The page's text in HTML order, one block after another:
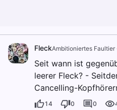
FleckAmbitioniertes Faultier
Seit wann ist
leerer Fleck? -
Cancelling-
14 0 0